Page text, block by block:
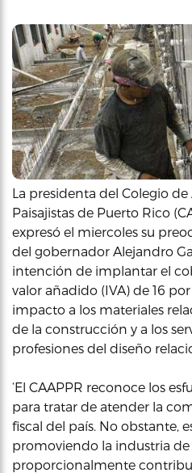
La presidenta del Colegio
Paisajistas de Puerto Rico
expresó el miercoles su
del gobernador Alejandro
intención de implantar el
valor añadido (IVA) de 16
impacto a los materiales
de la construcción y a los
profesiones del diseño
‘El CAAPPR reconoce los
para tratar de atender la
fiscal del país. No obstante,
promoviendo la industria
proporcionalmente